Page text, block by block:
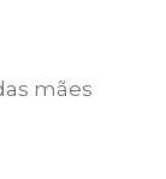
mães